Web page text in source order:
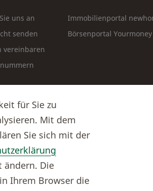
uns an
senden
vereinbaren
Immobilienportal
Börsenportal Yourmoney
für Sie zu
Mit dem
Sie sich mit der
ändern. Die
Ihrem Browser die